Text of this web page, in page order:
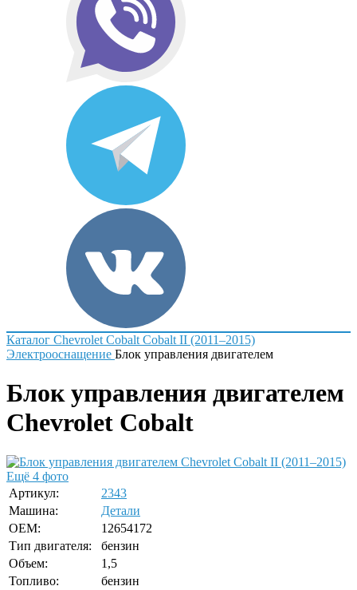
Каталог Chevrolet Cobalt Cobalt II (2011–2015)
Электрооснащение Блок управления двигателем
Блок управления двигателем
Chevrolet Cobalt
Ещё 4 фото
Артикул:
2343
Машина:
Детали
OEM:
12654172
Тип двигателя:
бензин
Объем:
1,5
Топливо:
бензин